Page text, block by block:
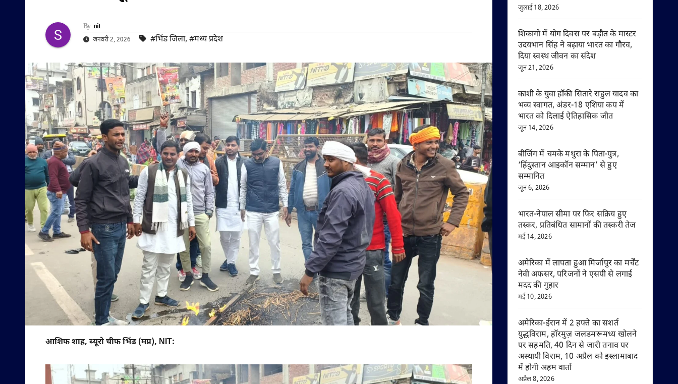
By nit
जनवरी 2, 2026 #भिंड जिला, #मध्य प्रदेश
आशिफ शाह, ब्यूरो चीफ भिंड (मप्र), NIT:
जुलाई 18, 2026
शिकागो में योग दिवस पर बड़ौत के मास्टर
उदयभान सिंह ने बढ़ाया भारत का गौरव,
दिया स्वस्थ जीवन का संदेश
जून 21, 2026
काशी के युवा हॉकी सितारे राहुल यादव का
भव्य स्वागत, अंडर-18 एशिया कप में
भारत को दिलाई ऐतिहासिक जीत
जून 14, 2026
बीजिंग में चमके मथुरा के पिता-पुत्र,
‘हिंदुस्तान आइकॉन सम्मान’ से हुए
सम्मानित
जून 6, 2026
भारत-नेपाल सीमा पर फिर सक्रिय हुए
तस्कर, प्रतिबंधित सामानों की तस्करी तेज
मई 14, 2026
अमेरिका में लापता हुआ मिर्जापुर का मर्चेंट
नेवी अफसर, परिजनों ने एसपी से लगाई
मदद की गुहार
मई 10, 2026
अमेरिका-ईरान में 2 हफ्ते का सशर्त
युद्धविराम, हॉरमुज़ जलडमरूमध्य खोलने
पर सहमति, 40 दिन से जारी तनाव पर
अस्थायी विराम, 10 अप्रैल को इस्लामाबाद
में होगी अहम वार्ता
अप्रैल 8, 2026